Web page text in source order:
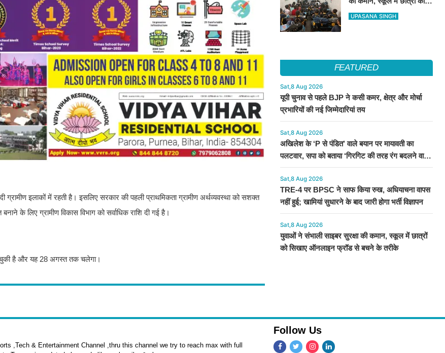
इलाकों में रहती है। इसलिए सरकार की पहली प्राथमिकता ग्रामीण अर्थव्यवस्था को सशक्त
के लिए ग्रामीण विकास विभाग को सर्वाधिक राशि दी गई है।
चुकी है और यह 28 अगस्त तक चलेगा।
सिखाए ऑनलाइन फ्रॉड से
UPASANA SINGH
FEATURED
Sat,8 Aug 2026
यूपी चुनाव से पहले BJP ने कसी कमर, क्षेत्र और मोर्चा
प्रभारियों की नई जिम्मेदारियां तय
Sat,8 Aug 2026
अखिलेश के ‘P से पंडित’ वाले बयान पर मायावती का
पलटवार, सपा को बताया ‘गिरगिट की तरह रंग बदलने वाली
पार्टी’
Sat,8 Aug 2026
TRE-4 पर BPSC ने साफ किया रुख, अधियाचना वापस
नहीं हुई; खामियां सुधारने के बाद जारी होगा भर्ती विज्ञापन
Sat,8 Aug 2026
युवाओं ने संभाली साइबर सुरक्षा की कमान, स्कूल में छात्रों
को सिखाए ऑनलाइन फ्रॉड से बचने के तरीके
,Tech & Entertainment Channel ,thru this channel we try to reach max with full
Follow Us